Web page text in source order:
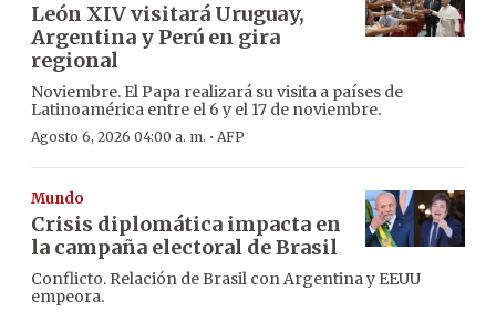
León XIV visitará Uruguay,
Argentina y Perú en gira
regional
Noviembre. El Papa realizará su visita a países de
Latinoamérica entre el 6 y el 17 de noviembre.
Agosto 6, 2026 04:00 a. m. · AFP
Mundo
Crisis diplomática impacta en
la campaña electoral de Brasil
Conflicto. Relación de Brasil con Argentina y EEUU
empeora.